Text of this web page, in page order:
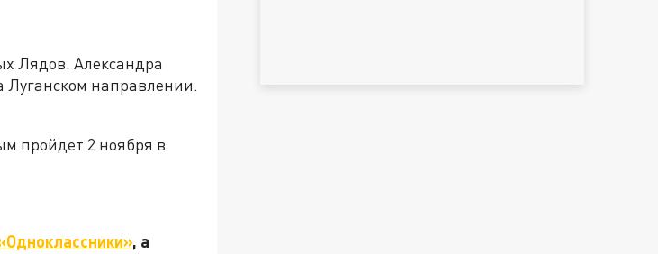
Лядов. Александра
Луганском направлении.
пройдет 2 ноября в
, а